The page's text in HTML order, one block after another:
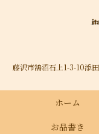
藤沢市鵠沼石上1-3-10添
ホーム
お品書き